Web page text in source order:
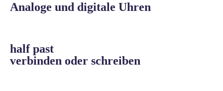
Analoge und digitale Uhren
half past
verbinden oder schreiben